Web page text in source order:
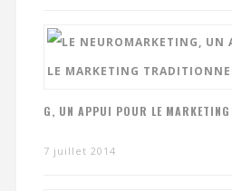
G, UN APPUI POUR LE
7 juillet 2014